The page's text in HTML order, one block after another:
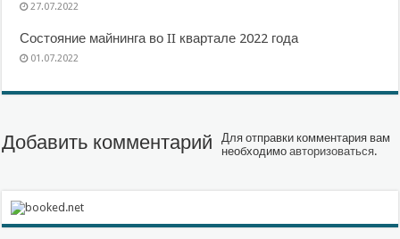
27.07.2022
Состояние майнинга во II квартале 2022 года
01.07.2022
Добавить комментарий
Для отправки комментария вам
необходимоавторизоваться.